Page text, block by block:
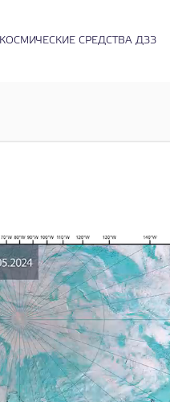
КОСМИЧЕСКИЕ СРЕДСТВА ДЗЗ